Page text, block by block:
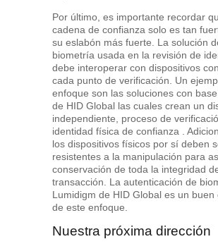
Por último, es importante recordar
cadena de confianza solo es tan
su eslabón más fuerte. La solución
biometría usada en la revisión de
debe interoperar con dispositivos
cada punto de verificación. Un
enfoque son las soluciones con
de HID Global las cuales crean un
independiente, proceso de
identidad física de confianza .
los dispositivos físicos por sí deben
resistentes a la manipulación para
conservación de toda la integridad
transacción. La autenticación de
Lumidigm de HID Global es un buen
de este enfoque.
Nuestra próxima dirección